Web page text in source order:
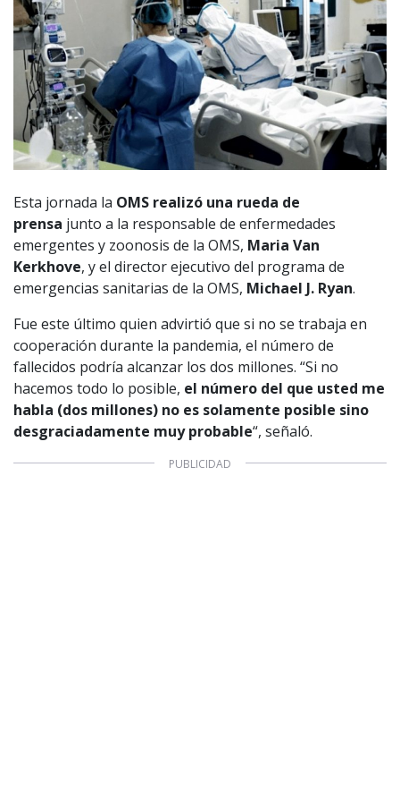
Esta jornada la OMS realizó una rueda de
prensa junto a la responsable de enfermedades
emergentes y zoonosis de la OMS, Maria Van
Kerkhove, y el director ejecutivo del programa de
emergencias sanitarias de la OMS, Michael J. Ryan.
Fue este último quien advirtió que si no se trabaja en
cooperación durante la pandemia, el número de
fallecidos podría alcanzar los dos millones. “Si no
hacemos todo lo posible, el número del que usted me
habla (dos millones) no es solamente posible sino
desgraciadamente muy probable“, señaló.